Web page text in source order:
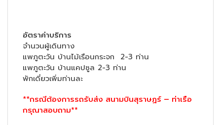
อัตราค่าบริการ
จำนวนผู้เดินทาง
แพภูตะวัน บ้านไม้เรือนกระจก 2-3 ท่าน
แพภูตะวัน บ้านแคปซูล 2-3 ท่าน
พักเดี่ยวเพิ่มท่านละ
**กรณีต้องการรถรับส่ง สนามบินสุราษฏร์ – ท่าเรือ
กรุณาสอบถาม**